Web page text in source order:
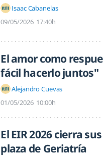
Isaac Cabanelas
09/05/2026 17:40h
El amor como
fácil hacerlo juntos"
Alejandro Cuevas
01/05/2026 10:00h
El EIR 2026 cierra
plaza de Geriatría